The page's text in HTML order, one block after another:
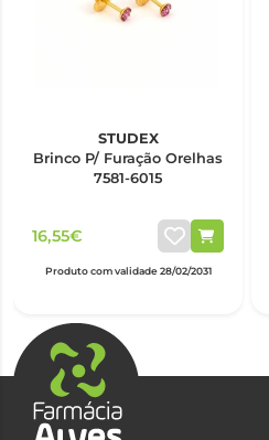
STUDEX
Brinco P/ Furação Orelhas
7581-6015
16,55€
Produto com validade 28/02/2031